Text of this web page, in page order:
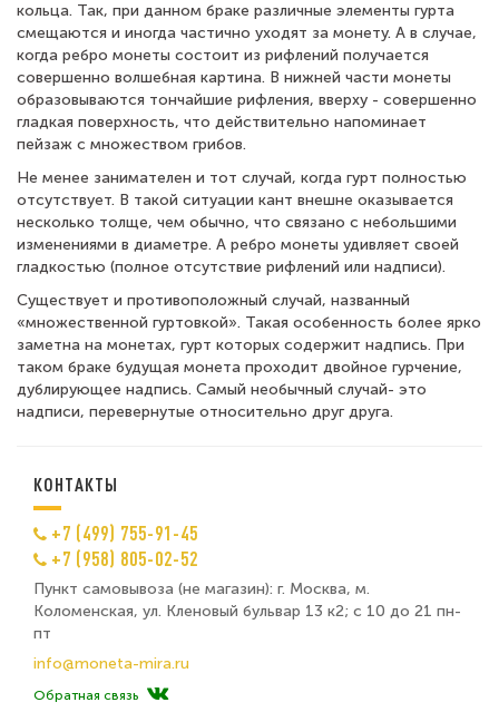
кольца. Так, при данном браке различные элементы гурта
смещаются и иногда частично уходят за монету. А в случае,
когда ребро монеты состоит из рифлений получается
совершенно волшебная картина. В нижней части монеты
образовываются тончайшие рифления, вверху - совершенно
гладкая поверхность, что действительно напоминает
пейзаж с множеством грибов.
Не менее занимателен и тот случай, когда гурт полностью
отсутствует. В такой ситуации кант внешне оказывается
несколько толще, чем обычно, что связано с небольшими
изменениями в диаметре. А ребро монеты удивляет своей
гладкостью (полное отсутствие рифлений или надписи).
Существует и противоположный случай, названный
«множественной гуртовкой». Такая особенность более ярко
заметна на монетах, гурт которых содержит надпись. При
таком браке будущая монета проходит двойное гурчение,
дублирующее надпись. Самый необычный случай- это
надписи, перевернутые относительно друг друга.
КОНТАКТЫ
+7 (499) 755-91-45
+7 (958) 805-02-52
Пункт самовывоза (не магазин): г. Москва, м.
Коломенская, ул. Кленовый бульвар 13 к2; с 10 до 21 пн-
пт
info@moneta-mira.ru
Обратная связь